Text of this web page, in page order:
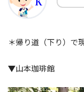
＊帰り道（下り）で
▼山本珈琲館